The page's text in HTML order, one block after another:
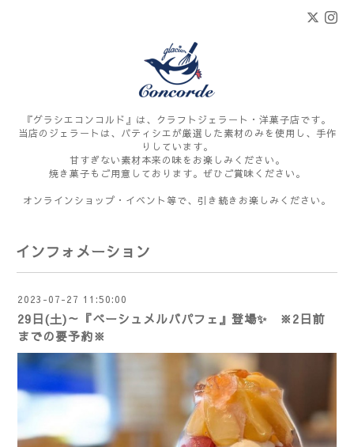
『グラシエコンコルド』は、クラフトジェラート・洋菓子店です。
当店のジェラートは、パティシエが厳選した素材のみを使用し、手作
りしています。
甘すぎない素材本来の味をお楽しみください。
焼き菓子もご用意しております。ぜひご賞味ください。
オンラインショップ・イベント等で、引き続きお楽しみください。
インフォメーション
2023-07-27 11:50:00
29日(土)～『ペーシュメルバパフェ』登場✨ ※2日前
までの要予約※